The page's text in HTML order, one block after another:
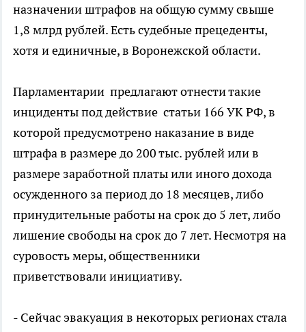
назначении штрафов на общую сумму свыше
1,8 млрд рублей. Есть судебные прецеденты,
хотя и единичные, в Воронежской области.
Парламентарии предлагают отнести такие
инциденты под действие статьи 166 УК РФ, в
которой предусмотрено наказание в виде
штрафа в размере до 200 тыс. рублей или в
размере заработной платы или иного дохода
осужденного за период до 18 месяцев, либо
принудительные работы на срок до 5 лет, либо
лишение свободы на срок до 7 лет. Несмотря на
суровость меры, общественники
приветствовали инициативу.
- Сейчас эвакуация в некоторых регионах стала